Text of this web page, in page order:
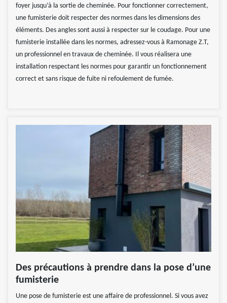
foyer jusqu’à la sortie de cheminée. Pour fonctionner correctement,
une fumisterie doit respecter des normes dans les dimensions des
éléments. Des angles sont aussi à respecter sur le coudage. Pour une
fumisterie installée dans les normes, adressez-vous à Ramonage Z.T,
un professionnel en travaux de cheminée. Il vous réalisera une
installation respectant les normes pour garantir un fonctionnement
correct et sans risque de fuite ni refoulement de fumée.
Des précautions à prendre dans la pose d’une
fumisterie
Une pose de fumisterie est une affaire de professionnel. Si vous avez